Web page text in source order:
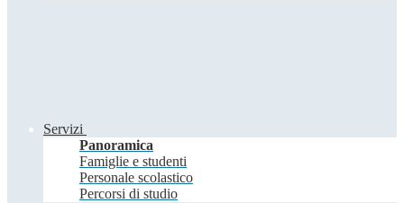
Servizi
Panoramica
Famiglie e studenti
Personale scolastico
Percorsi di studio